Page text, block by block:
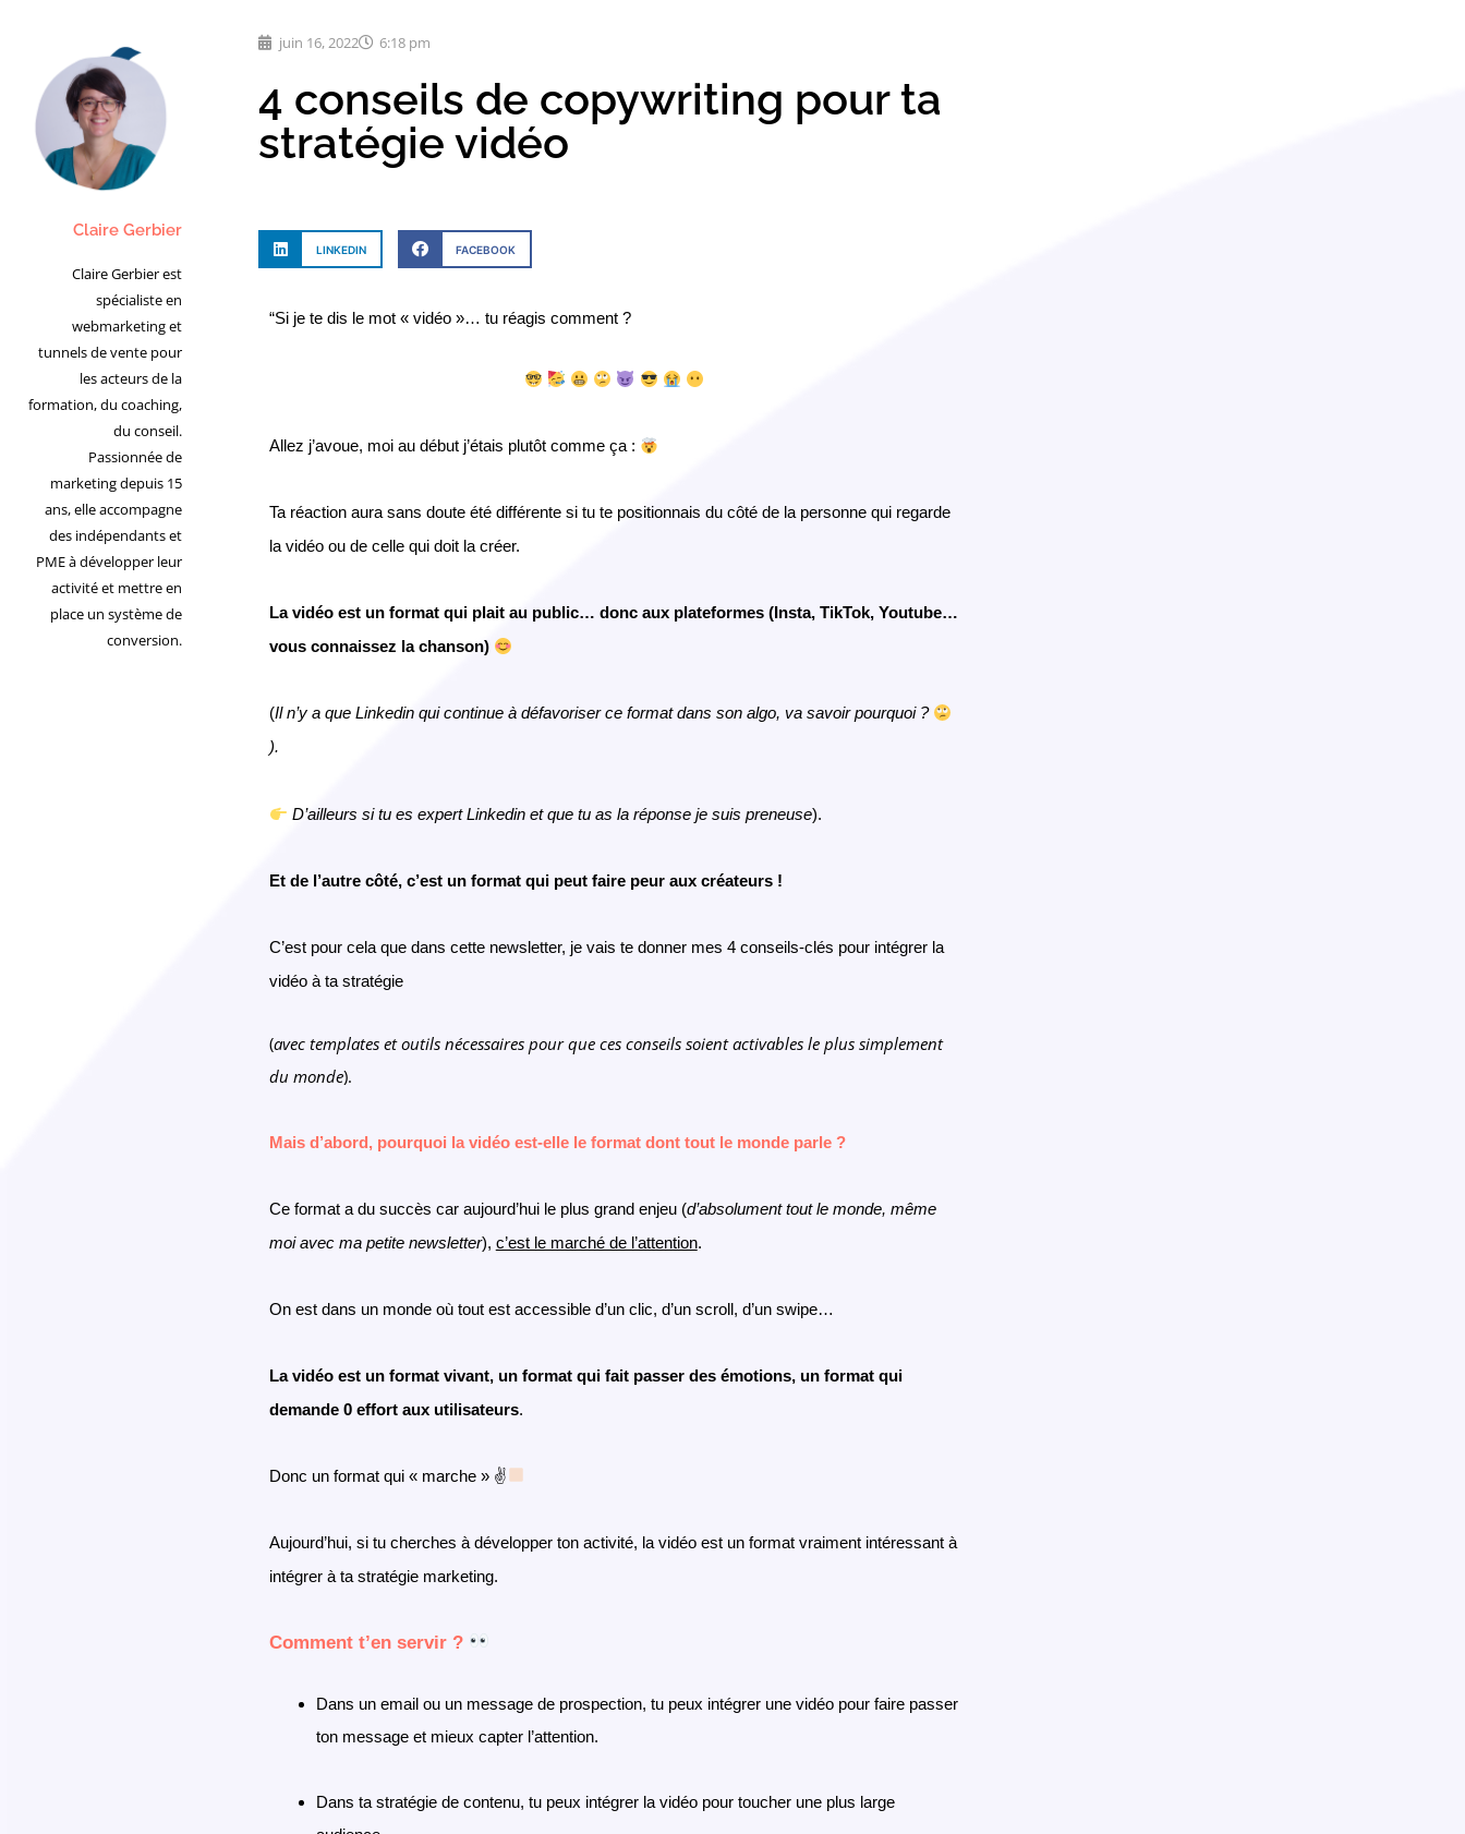
Claire Gerbier
Claire Gerbier est
spécialiste en
webmarketing et
tunnels de vente pour
les acteurs de la
formation, du coaching,
du conseil.
Passionnée de
marketing depuis 15
ans, elle accompagne
des indépendants et
PME à développer leur
activité et mettre en
place un système de
conversion.
juin 16, 2022 6:18 pm
4 conseils de copywriting pour ta
stratégie vidéo
LINKEDIN FACEBOOK
“Si je te dis le mot « vidéo »… tu réagis comment ?
Allez j’avoue, moi au début j’étais plutôt comme ça :
Ta réaction aura sans doute été différente si tu te positionnais du côté de la personne qui regarde
la vidéo ou de celle qui doit la créer.
La vidéo est un format qui plait au public… donc aux plateformes (Insta, TikTok, Youtube…
vous connaissez la chanson)
(Il n’y a que Linkedin qui continue à défavoriser ce format dans son algo, va savoir pourquoi ?
).
D’ailleurs si tu es expert Linkedin et que tu as la réponse je suis preneuse).
Et de l’autre côté, c’est un format qui peut faire peur aux créateurs !
C’est pour cela que dans cette newsletter, je vais te donner mes 4 conseils-clés pour intégrer la
vidéo à ta stratégie
(avec templates et outils nécessaires pour que ces conseils soient activables le plus simplement
du monde).
Mais d’abord, pourquoi la vidéo est-elle le format dont tout le monde parle ?
Ce format a du succès car aujourd’hui le plus grand enjeu (d’absolument tout le monde, même
moi avec ma petite newsletter), c’est le marché de l’attention.
On est dans un monde où tout est accessible d’un clic, d’un scroll, d’un swipe…
La vidéo est un format vivant, un format qui fait passer des émotions, un format qui
demande 0 effort aux utilisateurs.
Donc un format qui « marche » ✌
Aujourd’hui, si tu cherches à développer ton activité, la vidéo est un format vraiment intéressant à
intégrer à ta stratégie marketing.
Comment t’en servir ?
Dans un email ou un message de prospection, tu peux intégrer une vidéo pour faire passer
ton message et mieux capter l’attention.
Dans ta stratégie de contenu, tu peux intégrer la vidéo pour toucher une plus large